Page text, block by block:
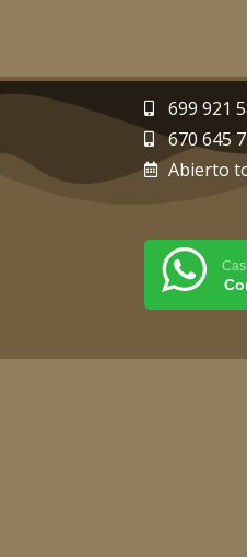
699 921
670 645
Abierto